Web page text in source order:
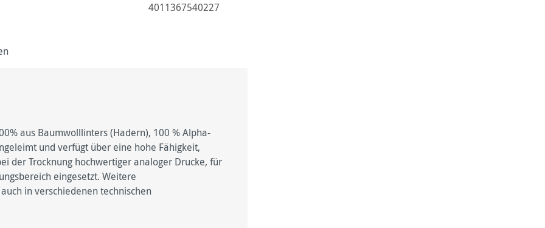
4011367540227
aus Baumwolllinters (Hadern), 100 % Alpha-
und verfügt über eine hohe Fähigkeit,
der Trocknung hochwertiger analoger Drucke, für
eingesetzt. Weitere
in verschiedenen technischen